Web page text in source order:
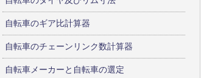
自転車のギア比計算器
自転車のチェーンリンク数計算器
自転車メーカーと自転車の選定